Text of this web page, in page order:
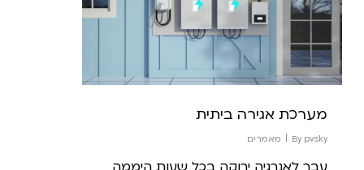
מערכת אגירה ביתית
By pvsky מאמרים